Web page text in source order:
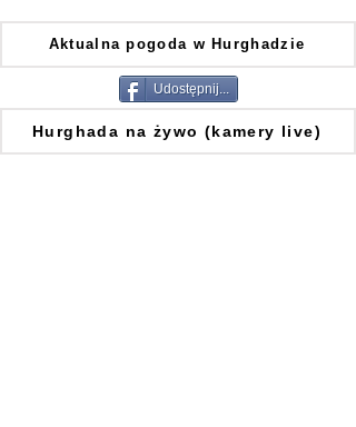
Aktualna pogoda w Hurghadzie
Udostępnij...
Hurghada na żywo (kamery live)